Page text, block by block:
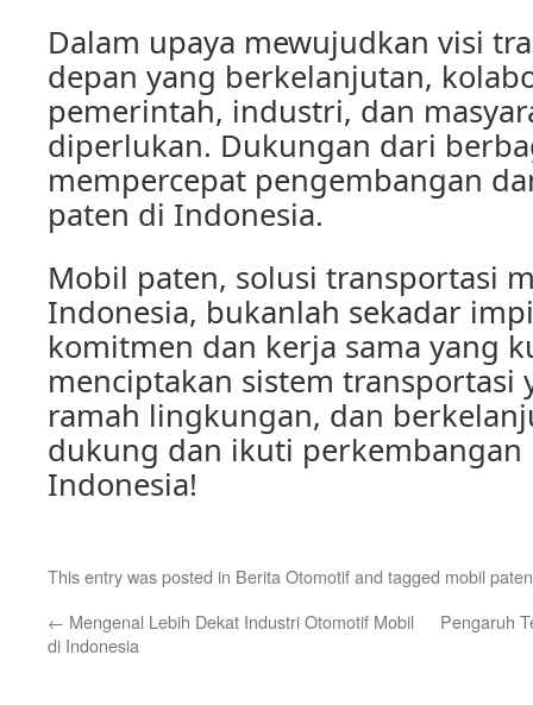
Dalam upaya mewujudkan visi
depan yang berkelanjutan,
pemerintah, industri, dan
diperlukan. Dukungan dari
mempercepat pengembangan
paten di Indonesia.
Mobil paten, solusi transportasi
Indonesia, bukanlah sekadar
komitmen dan kerja sama yang
menciptakan sistem transportasi
ramah lingkungan, dan
dukung dan ikuti
Indonesia!
This entry was posted in Berita Otomotifand tagged mobil
← Mengenal Lebih Dekat Industri Otomotif Mobil
di Indonesia
Pengaruh